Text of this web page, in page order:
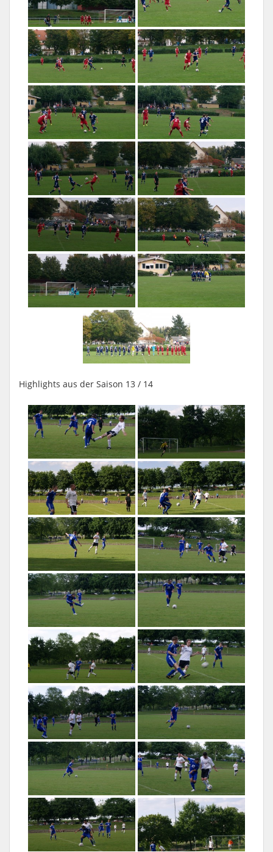
Highlights aus der Saison 13 / 14